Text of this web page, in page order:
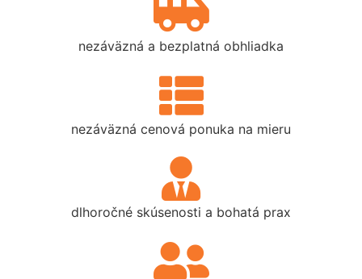
nezáväzná a bezplatná obhliadka
nezáväzná cenová ponuka na mieru
dlhoročné skúsenosti a bohatá prax